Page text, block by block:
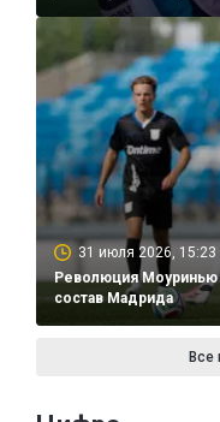
31 июля 2026, 15:23
Революция Моуринью
состав Мадрида
Все